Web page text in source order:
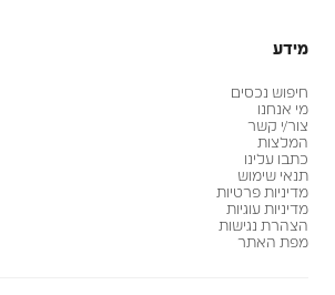
מידע
חיפוש נכסים
מי אנחנו
צור/י קשר
המלצות
כתבו עלינו
תנאי שימוש
מדיניות פרטיות
מדיניות עוגיות
הצהרת נגישות
מפת האתר